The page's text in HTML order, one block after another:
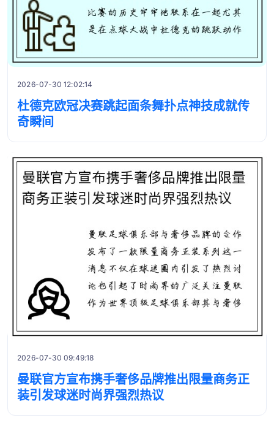
2026-07-30 12:02:14
杜德克欧冠决赛跳起面条舞扑点神技成就传
奇瞬间
2026-07-30 09:49:18
曼联官方宣布携手奢侈品牌推出限量商务正
装引发球迷时尚界强烈热议